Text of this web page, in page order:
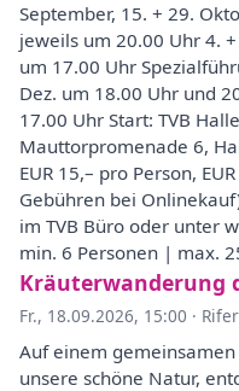
September, 15. + 29.
jeweils um 20.00 Uhr 4.
um 17.00 Uhr
Dez. um 18.00 Uhr und
17.00 Uhr Start: TVB
Mauttorpromenade 6,
EUR 15,– pro Person,
Gebühren bei
im TVB Büro oder unter
min. 6 Personen | max.
Kräuterwanderung
Fr., 18.09.2026, 15:00 ·
Auf einem
unsere schöne Natur,